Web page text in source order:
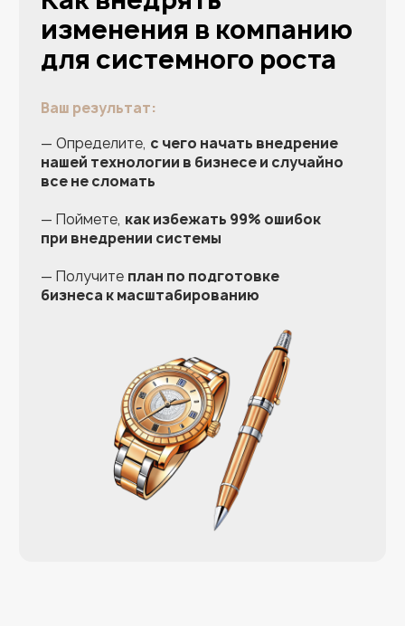
Операционка «съедает»
все ваше рабочее время
Не получается
масштабировать бизнес
Тушите пожары вместо
того, чтобы заняться
ключевых сотрудников
Без вас сотрудники не
могут принять ни одно
решение